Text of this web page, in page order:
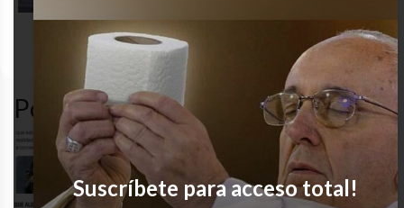
desastre gracioso
nailed
Popular en LVI
Re soy
Suscríbete para acceso total!